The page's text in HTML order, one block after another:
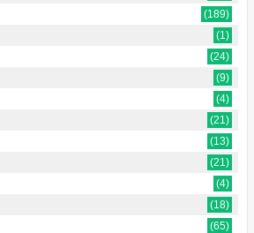
(189)
(1)
(24)
(9)
(4)
(21)
(13)
(21)
(4)
(18)
(65)